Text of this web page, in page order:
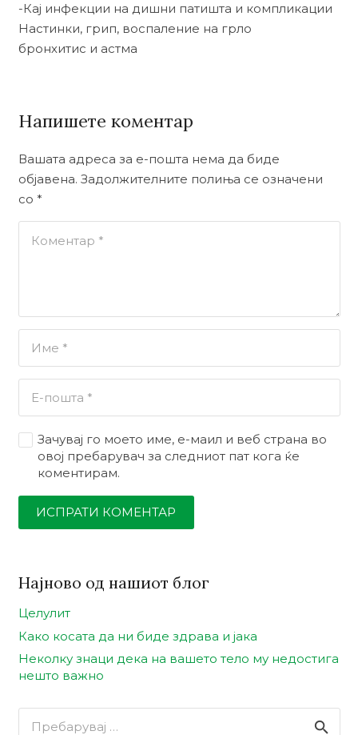
-Кај инфекции на дишни патишта и компликации
Настинки, грип, воспаление на грло
бронхитис и астма
Напишете коментар
Вашата адреса за е-пошта нема да биде
објавена. Задолжителните полиња се означени
со *
Зачувај го моето име, е-маил и веб страна во
овој пребарувач за следниот пат кога ќе
коментирам.
ИСПРАТИ КОМЕНТАР
Најново од нашиот блог
Целулит
Како косата да ни биде здрава и јака
Неколку знаци дека на вашето тело му недостига
нешто важно